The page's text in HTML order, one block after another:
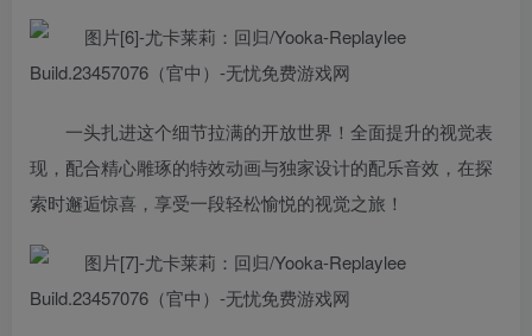
一头扎进这个细节拉满的开放世界！全面提升的视觉表
现，配合精心雕琢的特效动画与独家设计的配乐音效，在探
索时邂逅惊喜，享受一段轻松愉悦的视觉之旅！